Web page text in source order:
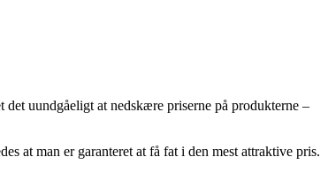
uundgåeligt at nedskære priserne på produkterne –
at man er garanteret at få fat i den mest attraktive pris.